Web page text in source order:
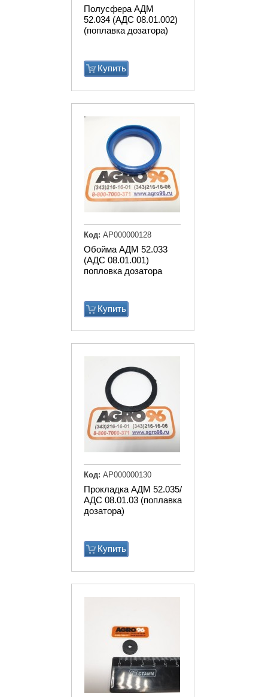
Полусфера АДМ
52.034 (АДС 08.01.002)
(поплавка дозатора)
Купить
Обойма АДМ 52.033
(АДС 08.01.001)
попловка дозатора
Купить
Код: АР000000128
Прокладка АДМ 52.035/
АДС 08.01.03 (поплавка
дозатора)
Купить
Код: АР000000130